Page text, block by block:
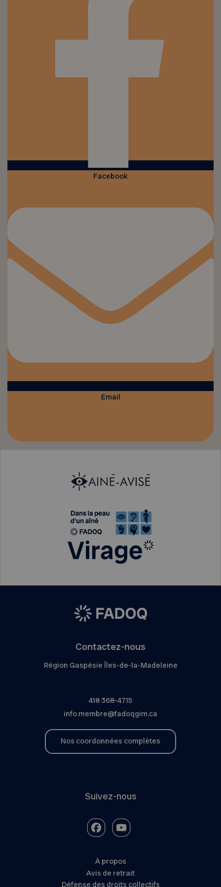
Facebook
Email
Contactez-nous
Région Gaspésie Îles-de-la-Madeleine
418 368-4715
info.membre@fadoqgim.ca
Nos coordonnées complètes
Suivez-nous
À propos
Avis de retrait
Défense des droits collectifs